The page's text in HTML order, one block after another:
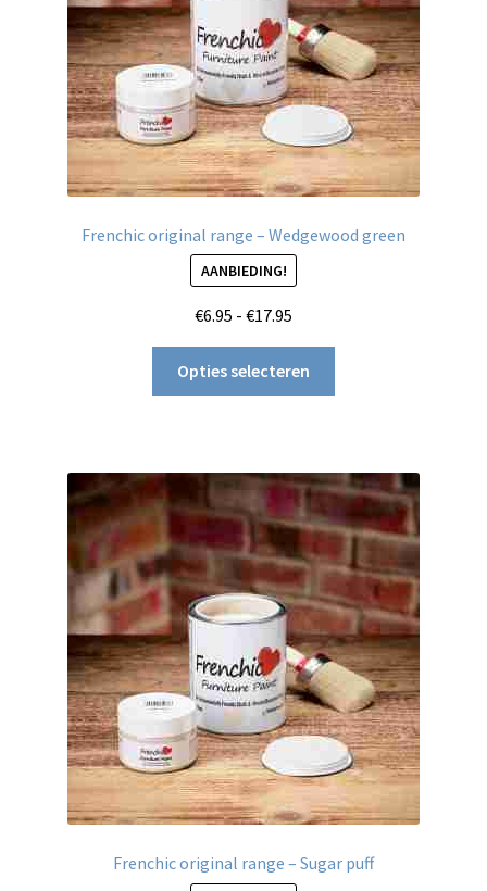
Frenchic original range – Wedgewood green
AANBIEDING!
€6.95 - €17.95
€6.95
tot
€17.95
Opties selecteren
variaties.
Deze
optie
gekozen
worden
op
de
productpagina
Frenchic original range – Sugar puff